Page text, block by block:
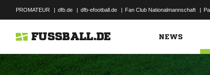
PROMATEUR | dfb.de | dfb-efootball.de | Fan Club Nationalmannschaft |
FUSSBALL.DE NEWS